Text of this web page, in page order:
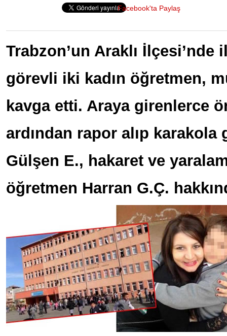
Facebook'ta Paylaş
Trabzon’un Araklı
görevli iki kadın öğretmen,
kavga etti. Araya girenlerce
ardından rapor alıp karakola
Gülşen E., hakaret ve
öğretmen Harran G.Ç.